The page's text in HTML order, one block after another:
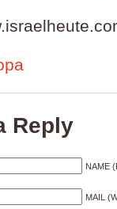
Reply
NAME
MAIL